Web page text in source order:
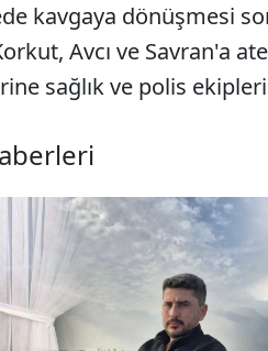
kavgaya dönüşmesi
Avcı ve Savran'a
sağlık ve polis